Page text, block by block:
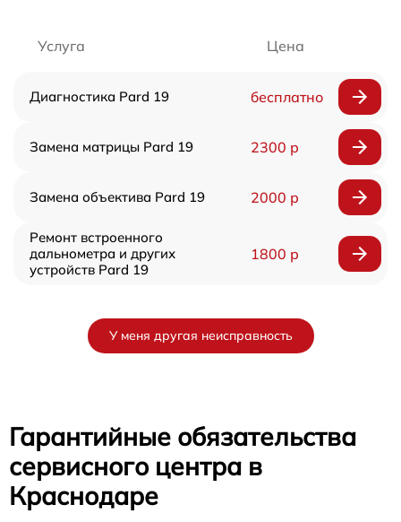
Услуга Цена
Диагностика Pard 19 бесплатно
Замена матрицы Pard 19 2300 р
Замена объектива Pard 19 2000 р
Ремонт встроенного
дальнометра и других
устройств Pard 19
1800 р
У меня другая неисправность
Гарантийные обязательства
сервисного центра в
Краснодаре